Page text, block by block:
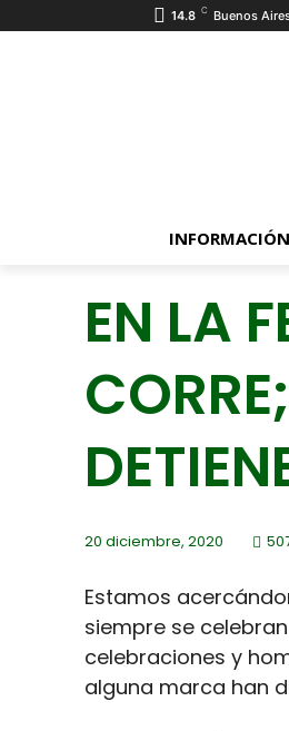
14.8 C Buenos
EN LA
20 diciembre, 2020
Estamos
siempre se
celebraciones y
alguna marca han